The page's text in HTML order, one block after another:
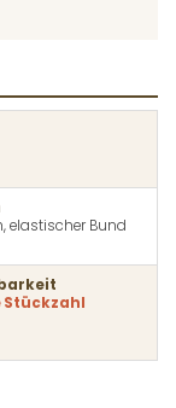
elastischer Bund